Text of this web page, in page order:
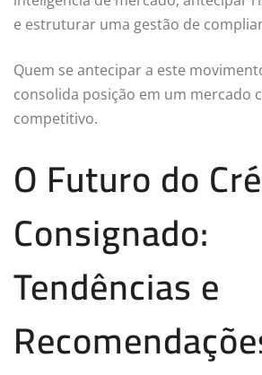
e estruturar uma gestão de
Quem se antecipar a este
consolida posição em um mercado
competitivo.
O Futuro do
Consignado:
Tendências e